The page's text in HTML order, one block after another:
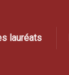
lauréats